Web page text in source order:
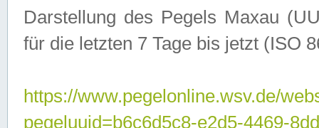
Darstellung des Pegels Maxau
für die letzten 7 Tage bis jetzt (ISO
https://www.pegelonline.wsv.de/
pegeluuid=b6c6d5c8-e2d5-4469-